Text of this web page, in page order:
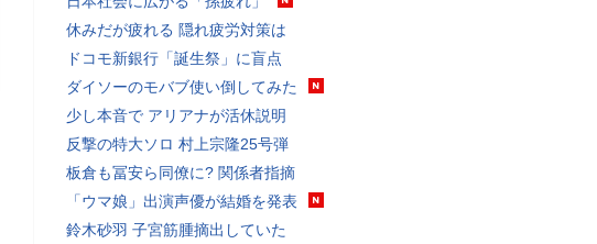
休みだが疲れる 隠れ疲労対策は
ドコモ新銀行「誕生祭」に盲点
ダイソーのモバブ使い倒してみた
少し本音で アリアナが活休説明
反撃の特大ソロ 村上宗隆25号弾
板倉も冨安ら同僚に? 関係者指摘
「ウマ娘」出演声優が結婚を発表
鈴木砂羽 子宮筋腫摘出していた